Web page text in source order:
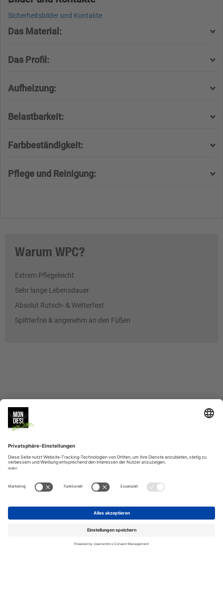
Sicherheitsbilder und Kontakte
Das Material:
Das Profil:
Aufheizung:
Belastbarkeit:
Farbbeständigkeit:
Pflege und Reinigung:
Warum WPC?
Extrem Pflegeleicht
Sehr lange Lebensdauer
Absolut Rutsch- & Wetterfest
Splitterfrei & angenehm an den Füßen
MONDESI
SERVICE
VERSAND